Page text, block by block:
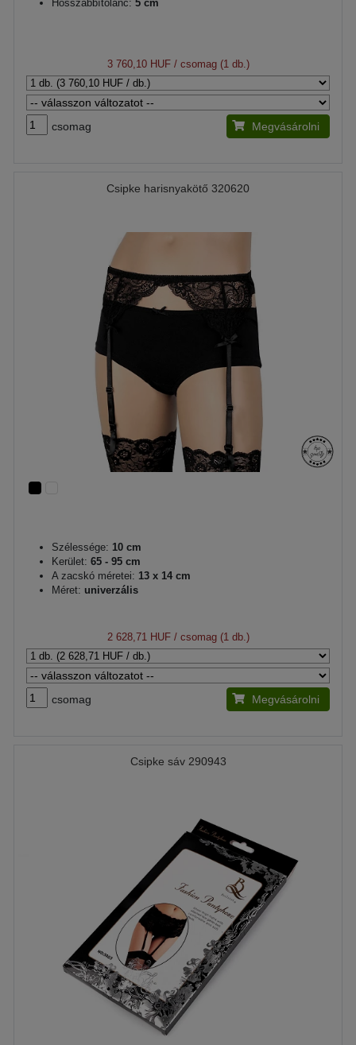
Hosszabbítólánc: 5 cm
3 760,10 HUF/ csomag (1 db.)
csomag Megvásárolni
Csipke harisnyakötő 320620
Szélessége: 10 cm
Kerület: 65 - 95 cm
A zacskó méretei: 13 x 14 cm
Méret: univerzális
2 628,71 HUF/ csomag (1 db.)
csomag Megvásárolni
Csipke sáv 290943